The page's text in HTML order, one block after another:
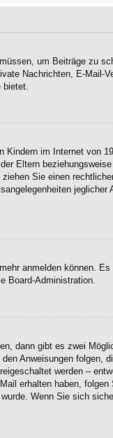
um Beiträge zu
Nachrichten, E-Mail-
im Internet von
Eltern
Sie einen
anmelden können.
Board-Administration.
dann gibt es zwei
Anweisungen folgen,
werden –
erhalten haben, folgen
Wenn Sie sich